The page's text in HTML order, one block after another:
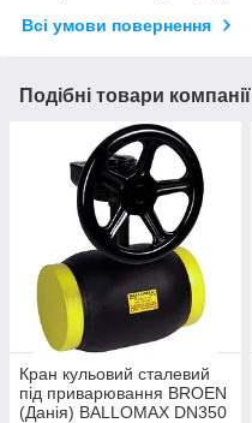
Всі умови повернення
Подібні товари компанії
Кран кульовий сталевий
під приварювання BROEN
(Данія) BALLOMAX DN350